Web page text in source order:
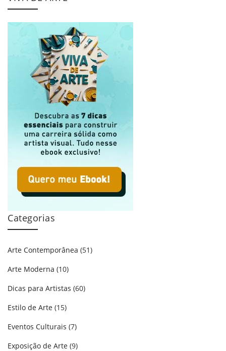
Categorias
Arte Contemporânea (51)
Arte Moderna (10)
Dicas para Artistas (60)
Estilo de Arte (15)
Eventos Culturais (7)
Exposição de Arte (9)